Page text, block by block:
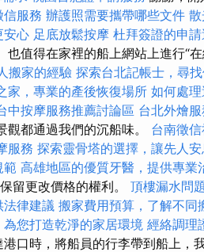
信服務 辦護照需要攜帶哪些文件 散
安心 足底放鬆按摩 杜拜簽證的申
值得在家裡的船上網站上進行“
搬家的經驗 探索台北記帳士，尋
家，專業的產後恢復場所 如何處
中按摩服務推薦討論區 台北外燴
觀都通過我們的沉船味。 台南徵
服務 探索靈骨塔的選擇，讓先人
範 高雄地區的優質牙醫，提供專業
留更改價格的權利。 頂樓漏水問
律建議 搬家費用預算，了解不同
您打造乾淨的家居環境 經絡調理
口時，將船員的行李帶到船上，